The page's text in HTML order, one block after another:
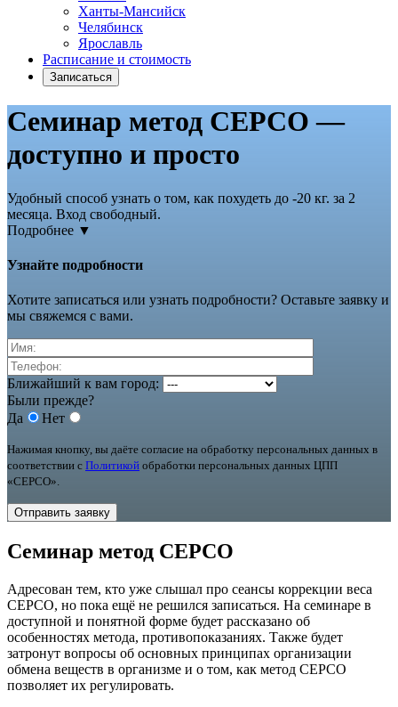
Ханты-Мансийск
Челябинск
Ярославль
Расписание и стоимость
Записаться
Семинар метод СЕРСО —
доступно и просто
Удобный способ узнать о том, как похудеть до -20 кг. за 2
месяца. Вход свободный.
Подробнее ▼
Узнайте подробности
Хотите записаться или узнать подробности? Оставьте заявку и
мы свяжемся с вами.
Ближайший к вам город:
Были прежде?
Да
Нет
Нажимая кнопку, вы даёте согласие на обработку персональных данных в
соответствии с Политикой обработки персональных данных ЦПП
«СЕРСО».
Семинар метод СЕРСО
Адресован тем, кто уже слышал про сеансы коррекции веса
СЕРСО, но пока ещё не решился записаться. На семинаре в
доступной и понятной форме будет рассказано об
особенностях метода, противопоказаниях. Также будет
затронут вопросы об основных принципах организации
обмена веществ в организме и о том, как метод СЕРСО
позволяет их регулировать.